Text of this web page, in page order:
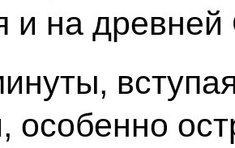
и на
особенно